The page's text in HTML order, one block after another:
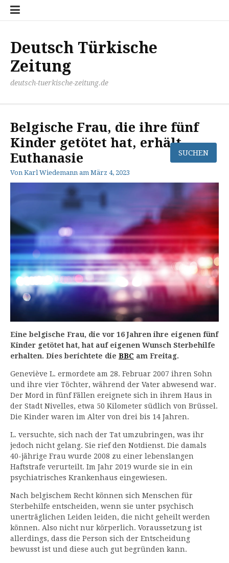
Zum
Inhalt
Deutsch Türkische
Zeitung
deutsch-tuerkische-zeitung.de
Belgische Frau, die ihre fünf
Kinder getötet hat, erhält
Euthanasie
Von Karl Wiedemann am März 4, 2023
Eine belgische Frau, die vor 16 Jahren ihre eigenen fünf
Kinder getötet hat, hat auf eigenen Wunsch Sterbehilfe
erhalten. Dies berichtete die BBC am Freitag.
Geneviève L. ermordete am 28. Februar 2007 ihren Sohn
und ihre vier Töchter, während der Vater abwesend war.
Der Mord in fünf Fällen ereignete sich in ihrem Haus in
der Stadt Nivelles, etwa 50 Kilometer südlich von Brüssel.
Die Kinder waren im Alter von drei bis 14 Jahren.
L. versuchte, sich nach der Tat umzubringen, was ihr
jedoch nicht gelang. Sie rief den Notdienst. Die damals
40-jährige Frau wurde 2008 zu einer lebenslangen
Haftstrafe verurteilt. Im Jahr 2019 wurde sie in ein
psychiatrisches Krankenhaus eingewiesen.
Nach belgischem Recht können sich Menschen für
Sterbehilfe entscheiden, wenn sie unter psychisch
unerträglichen Leiden leiden, die nicht geheilt werden
können. Also nicht nur körperlich. Voraussetzung ist
allerdings, dass die Person sich der Entscheidung
bewusst ist und diese auch gut begründen kann.